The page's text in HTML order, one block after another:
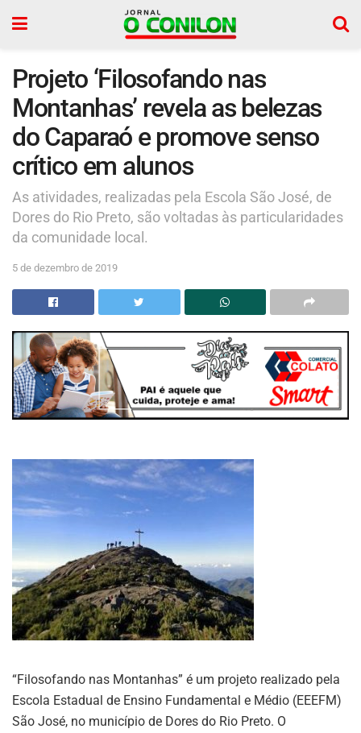
Projeto ‘Filosofando nas
Montanhas’ revela as belezas
do Caparaó e promove senso
crítico em alunos
As atividades, realizadas pela Escola São José, de
Dores do Rio Preto, são voltadas às particularidades
da comunidade local.
5 de dezembro de 2019
“Filosofando nas Montanhas” é um projeto realizado pela
Escola Estadual de Ensino Fundamental e Médio (EEEFM)
São José, no município de Dores do Rio Preto. O